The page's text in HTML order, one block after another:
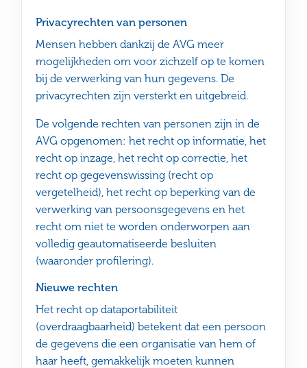
Privacyrechten van personen
Mensen hebben dankzij de AVG meer
mogelijkheden om voor zichzelf op te komen
bij de verwerking van hun gegevens. De
privacyrechten zijn versterkt en uitgebreid.
De volgende rechten van personen zijn in de
AVG opgenomen: het recht op informatie, het
recht op inzage, het recht op correctie, het
recht op gegevenswissing (recht op
vergetelheid), het recht op beperking van de
verwerking van persoonsgegevens en het
recht om niet te worden onderworpen aan
volledig geautomatiseerde besluiten
(waaronder profilering).
Nieuwe rechten
Het recht op dataportabiliteit
(overdraagbaarheid) betekent dat een persoon
de gegevens die een organisatie van hem of
haar heeft, gemakkelijk moeten kunnen